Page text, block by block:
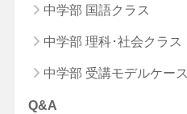
中学部 国語クラス
中学部 理科･社会クラス
中学部 受講モデルケース
Q&A